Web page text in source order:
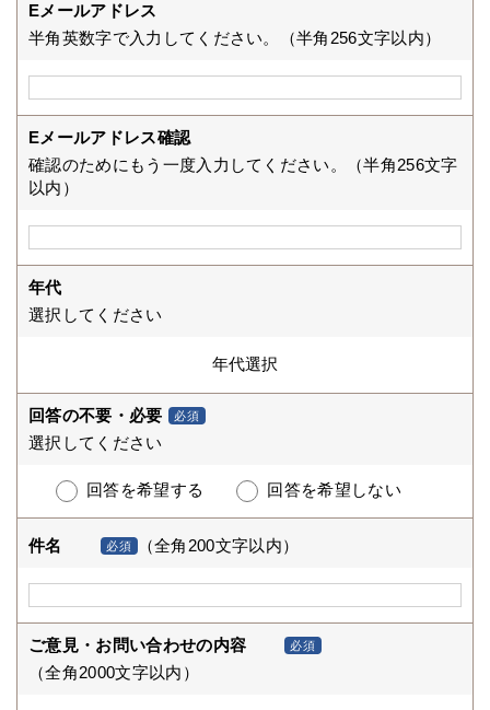
Eメールアドレス
半角英数字で入力してください。（半角256文字以内）
Eメールアドレス確認
確認のためにもう一度入力してください。（半角256文字
以内）
年代
選択してください
回答の不要・必要 必須
選択してください
回答を希望する 回答を希望しない
件名 必須 （全角200文字以内）
ご意見・お問い合わせの内容 必須
（全角2000文字以内）